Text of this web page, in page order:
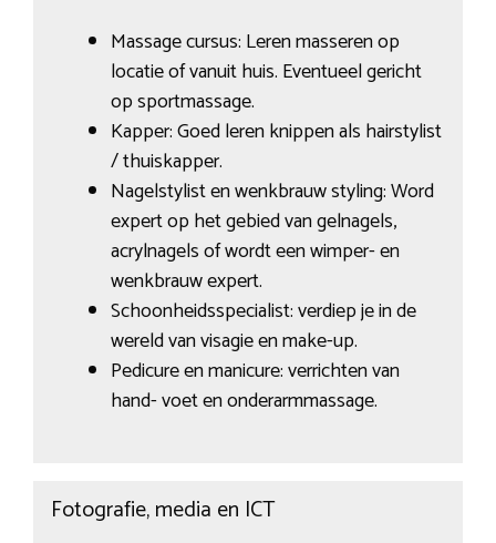
Massage cursus: Leren masseren op
locatie of vanuit huis. Eventueel gericht
op sportmassage.
Kapper: Goed leren knippen als hairstylist
/ thuiskapper.
Nagelstylist en wenkbrauw styling: Word
expert op het gebied van gelnagels,
acrylnagels of wordt een wimper- en
wenkbrauw expert.
Schoonheidsspecialist: verdiep je in de
wereld van visagie en make-up.
Pedicure en manicure: verrichten van
hand- voet en onderarmmassage.
Fotografie, media en ICT